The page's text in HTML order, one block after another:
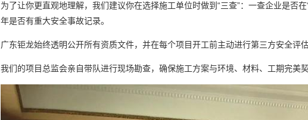
为了让你更直观地理解，我们建议你在选择施工单位时做到“三查”：一查企业是否
年是否有重大安全事故记录。
广东钜龙始终透明公开所有资质文件，并在每个项目开工前主动进行第三方安全评
我们的项目总监会亲自带队进行现场勘查，确保施工方案与环境、材料、工期完美契